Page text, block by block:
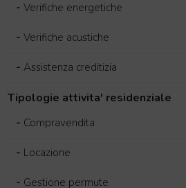
- Verifiche energetiche
- Verifiche acustiche
- Assistenza creditizia
Tipologie attivita' residenziale
- Compravendita
- Locazione
- Gestione permute